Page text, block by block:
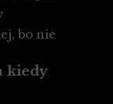
kiedy
bo nie